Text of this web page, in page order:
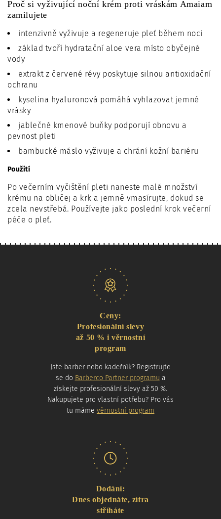
Proč si vyživující noční krém proti vráskám Amaiam
zamilujete
intenzivně vyživuje a regeneruje pleť během noci
základ tvoří hydratační aloe vera místo obyčejné
vody
extrakt z červené révy poskytuje silnou antioxidační
ochranu
kyselina hyaluronová pomáhá vyhlazovat jemné
vrásky
jablečné kmenové buňky podporují obnovu a
pevnost pleti
bambucké máslo vyživuje a chrání kožní bariéru
Použití
Po večerním vyčištění pleti naneste malé množství
krému na obličej a krk a jemně vmasírujte, dokud se
zcela nevstřebá. Používejte jako poslední krok večerní
péče o pleť.
Ceny:
Profesionální slevy
až 50 % i věrnostní
program
Jste barber nebo kadeřník? Registrujte
se do Barberco Partner programu a
získejte profesionální slevy až 50 %.
Nakupujete pro vlastní potřebu? Pro vás
tu máme věrnostní program
Dodání:
Dnes objednáte, zítra
stříháte